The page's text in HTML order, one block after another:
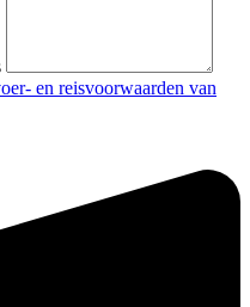
en reisvoorwaarden van